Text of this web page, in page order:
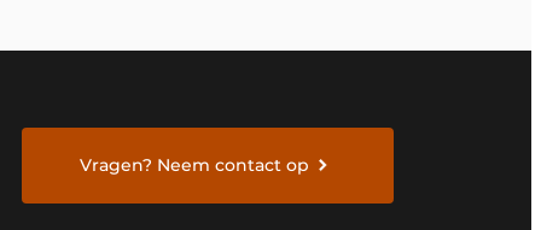
Vragen? Neem contact op